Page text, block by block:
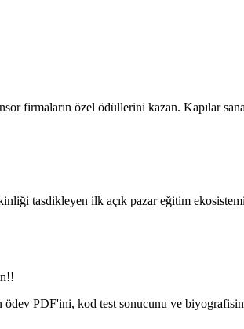
firmaların özel ödüllerini kazan. Kapılar sana
tasdikleyen ilk açık pazar eğitim
PDF'ini, kod test sonucunu ve